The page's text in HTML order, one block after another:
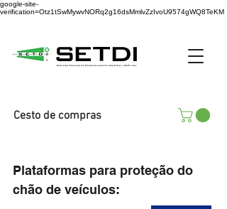
google-site-
verification=Otz1tSwMywvNORq2g16dsMmlvZzIvoU9574gWQ8TeKM
Cesto de compras
Plataformas para proteção do
chão de veículos: